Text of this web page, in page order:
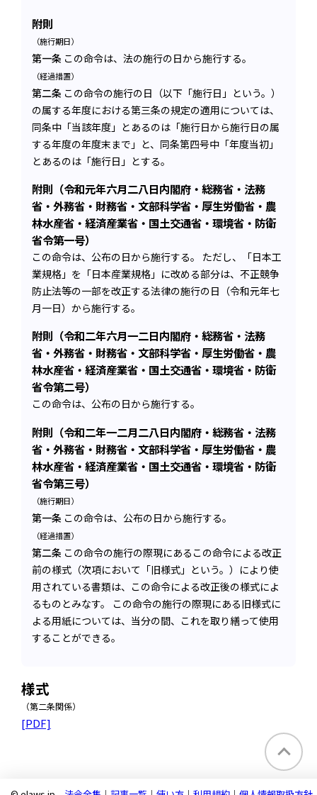
附則
（施行期日）
第一条 この命令は、法の施行の日から施行する。
（経過措置）
第二条 この命令の施行の日（以下「施行日」という。）
の属する年度における第三条の規定の適用については、
同条中「当該年度」とあるのは「施行日から施行日の属
する年度の年度末まで」と、同条第四号中「年度当初」
とあるのは「施行日」とする。
附則（令和元年六月二八日内閣府・総務省・法務
省・外務省・財務省・文部科学省・厚生労働省・農
林水産省・経済産業省・国土交通省・環境省・防衛
省令第一号）
この命令は、公布の日から施行する。 ただし、「日本工
業規格」を「日本産業規格」に改める部分は、不正競争
防止法等の一部を改正する法律の施行の日（令和元年七
月一日）から施行する。
附則（令和二年六月一二日内閣府・総務省・法務
省・外務省・財務省・文部科学省・厚生労働省・農
林水産省・経済産業省・国土交通省・環境省・防衛
省令第二号）
この命令は、公布の日から施行する。
附則（令和二年一二月二八日内閣府・総務省・法務
省・外務省・財務省・文部科学省・厚生労働省・農
林水産省・経済産業省・国土交通省・環境省・防衛
省令第三号）
（施行期日）
第一条 この命令は、公布の日から施行する。
（経過措置）
第二条 この命令の施行の際現にあるこの命令による改正
前の様式（次項において「旧様式」という。）により使
用されている書類は、この命令による改正後の様式によ
るものとみなす。 この命令の施行の際現にある旧様式に
よる用紙については、当分の間、これを取り繕って使用
することができる。
様式
（第二条関係）
[PDF]